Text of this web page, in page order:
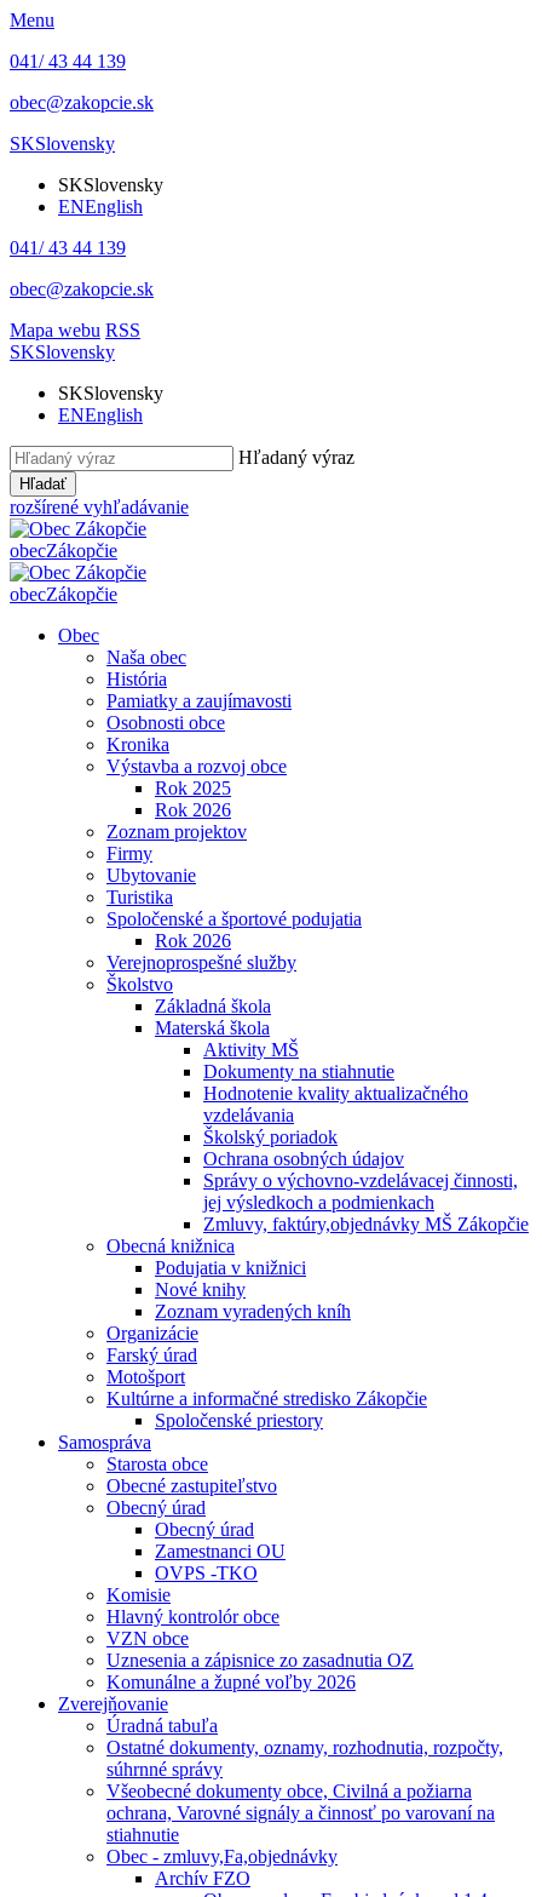
Menu
041/ 43 44 139
obec@zakopcie.sk
SKSlovensky
SKSlovensky
ENEnglish
041/ 43 44 139
obec@zakopcie.sk
Mapa webu RSS
SKSlovensky
SKSlovensky
ENEnglish
Hľadaný výraz
Hľadať
rozšírené vyhľadávanie
obecZákopčie
obecZákopčie
Obec
Naša obec
História
Pamiatky a zaujímavosti
Osobnosti obce
Kronika
Výstavba a rozvoj obce
Rok 2025
Rok 2026
Zoznam projektov
Firmy
Ubytovanie
Turistika
Spoločenské a športové podujatia
Rok 2026
Verejnoprospešné služby
Školstvo
Základná škola
Materská škola
Aktivity MŠ
Dokumenty na stiahnutie
Hodnotenie kvality aktualizačného
vzdelávania
Školský poriadok
Ochrana osobných údajov
Správy o výchovno-vzdelávacej činnosti,
jej výsledkoch a podmienkach
Zmluvy, faktúry,objednávky MŠ Zákopčie
Obecná knižnica
Podujatia v knižnici
Nové knihy
Zoznam vyradených kníh
Organizácie
Farský úrad
Motošport
Kultúrne a informačné stredisko Zákopčie
Spoločenské priestory
Samospráva
Starosta obce
Obecné zastupiteľstvo
Obecný úrad
Obecný úrad
Zamestnanci OU
OVPS -TKO
Komisie
Hlavný kontrolór obce
VZN obce
Uznesenia a zápisnice zo zasadnutia OZ
Komunálne a župné voľby 2026
Zverejňovanie
Úradná tabuľa
Ostatné dokumenty, oznamy, rozhodnutia, rozpočty,
súhrnné správy
Všeobecné dokumenty obce, Civilná a požiarna
ochrana, Varovné signály a činnosť po varovaní na
stiahnutie
Obec - zmluvy,Fa,objednávky
Archív FZO